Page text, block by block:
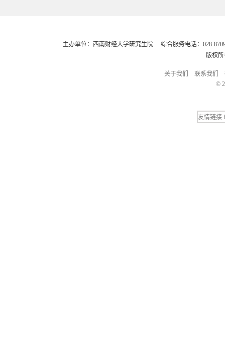
主办单位：西南财经大学研究生院 综合服务电话：028-
版权
关于我们 联系我们
©